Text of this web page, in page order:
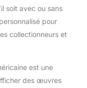
soit avec ou sans
pour
collectionneurs et
est une
des œuvres